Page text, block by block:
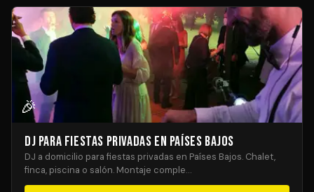
🎉
DJ para Fiestas Privadas en Países Bajos
DJ a domicilio para fiestas privadas en Países Bajos. Chalet,
finca, piscina o salón. Montaje comple…